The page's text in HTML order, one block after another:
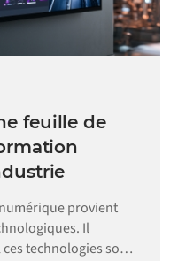
feuille de
provient
Il
technologies sont